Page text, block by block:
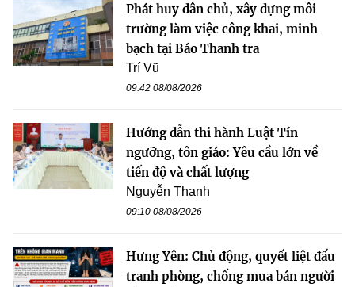
Phát huy dân chủ, xây dựng môi
trường làm việc công khai, minh
bạch tại Báo Thanh tra
Trí Vũ
09:42 08/08/2026
Hướng dẫn thi hành Luật Tín
ngưỡng, tôn giáo: Yêu cầu lớn về
tiến độ và chất lượng
Nguyễn Thanh
09:10 08/08/2026
Hưng Yên: Chủ động, quyết liệt đấu
tranh phòng, chống mua bán người